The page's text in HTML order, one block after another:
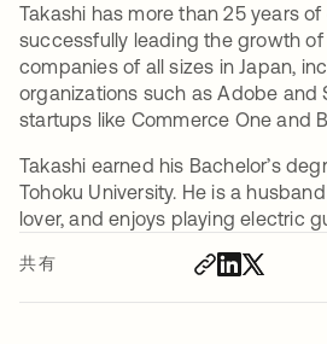
共有
Takashi has more than 25 years
successfully leading the growth
companies of all sizes in Japan,
organizations such as Adobe and
startups like Commerce One and
Takashi earned his Bachelor’s
Tohoku University. He is a
lover, and enjoys playing electric